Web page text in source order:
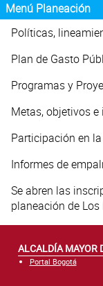
Menú Planeación
Políticas,
Plan de Gasto
Programas y
Metas, objetivos
Participación en
Informes de
Se abren las
planeación de
ALCALDÍA MAYOR
Portal Bogotá